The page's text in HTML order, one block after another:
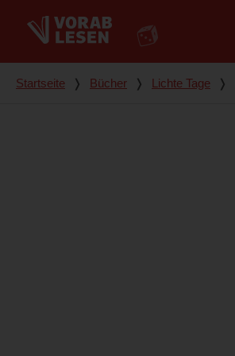
Du bist hier
Startseite ❭ Bücher ❭ Lichte Tage ❭